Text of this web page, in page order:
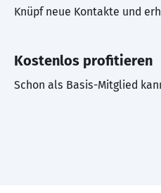
Knüpf neue Kontakte und
Kostenlos profitieren
Schon als Basis-Mitglied